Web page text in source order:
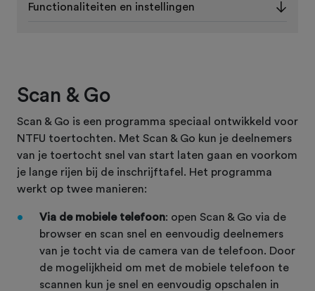
Functionaliteiten en instellingen
Scan & Go
Scan & Go is een programma speciaal ontwikkeld voor
NTFU toertochten. Met Scan & Go kun je deelnemers
van je toertocht snel van start laten gaan en voorkom
je lange rijen bij de inschrijftafel. Het programma
werkt op twee manieren:
Via de mobiele telefoon: open Scan & Go via de
browser en scan snel en eenvoudig deelnemers
van je tocht via de camera van de telefoon. Door
de mogelijkheid om met de mobiele telefoon te
scannen kun je snel en eenvoudig opschalen in